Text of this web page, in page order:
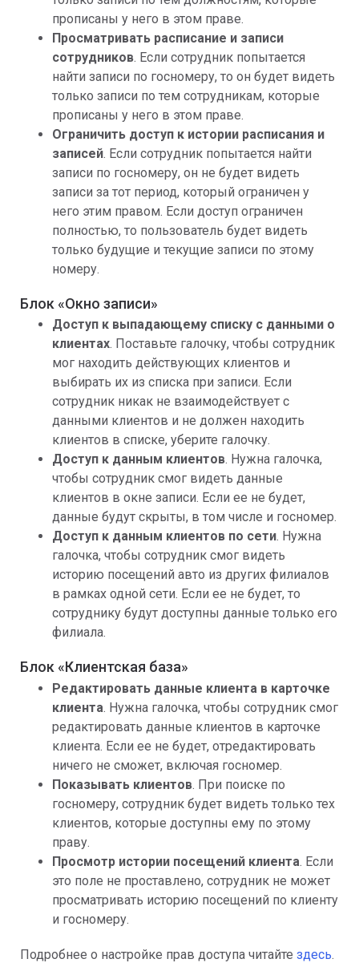
прописаны у него в этом праве.
Просматривать расписание и записи
сотрудников. Если сотрудник попытается
найти записи по госномеру, то он будет видеть
только записи по тем сотрудникам, которые
прописаны у него в этом праве.
Ограничить доступ к истории расписания и
записей. Если сотрудник попытается найти
записи по госномеру, он не будет видеть
записи за тот период, который ограничен у
него этим правом. Если доступ ограничен
полностью, то пользователь будет видеть
только будущие и текущие записи по этому
номеру.
Блок «Окно записи»
Доступ к выпадающему списку с данными о
клиентах. Поставьте галочку, чтобы сотрудник
мог находить действующих клиентов и
выбирать их из списка при записи. Если
сотрудник никак не взаимодействует с
данными клиентов и не должен находить
клиентов в списке, уберите галочку.
Доступ к данным клиентов. Нужна галочка,
чтобы сотрудник смог видеть данные
клиентов в окне записи. Если ее не будет,
данные будут скрыты, в том числе и госномер.
Доступ к данным клиентов по сети. Нужна
галочка, чтобы сотрудник смог видеть
историю посещений авто из других филиалов
в рамках одной сети. Если ее не будет, то
сотруднику будут доступны данные только его
филиала.
Блок «Клиентская база»
Редактировать данные клиента в карточке
клиента. Нужна галочка, чтобы сотрудник смог
редактировать данные клиентов в карточке
клиента. Если ее не будет, отредактировать
ничего не сможет, включая госномер.
Показывать клиентов. При поиске по
госномеру, сотрудник будет видеть только тех
клиентов, которые доступны ему по этому
праву.
Просмотр истории посещений клиента. Если
это поле не проставлено, сотрудник не может
просматривать историю посещений по клиенту
и госномеру.
Подробнее о настройке прав доступа читайте здесь.